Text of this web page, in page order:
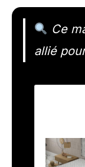
Ce
allié